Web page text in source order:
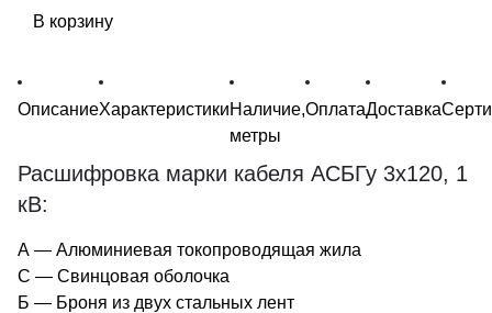
В корзину
ОписаниеХарактеристикиНаличие,
метры
ОплатаДоставка
Расшифровка марки кабеля АСБГу 3х120, 1
кВ:
А — Алюминиевая токопроводящая жила
С — Свинцовая оболочка
Б — Броня из двух стальных лент